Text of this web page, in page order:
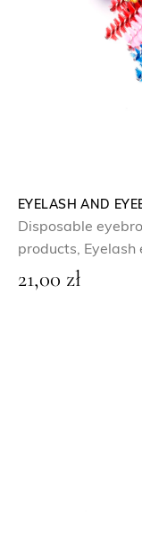
EYELASH AND
Disposable
products, Eyelash
21,00 zł